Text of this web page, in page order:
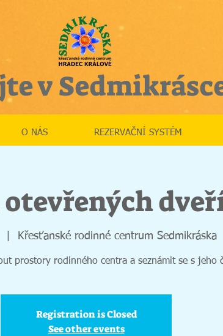
v
O NÁS REZERVAČNÍ SYSTÉM
otevřených
Křesťanské rodinné centrum Sedmikráska
prostory rodinného centra a seznámit se s jeho
Registration is Closed
See other events